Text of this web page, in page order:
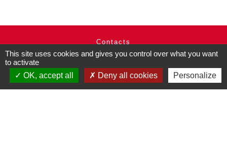
Contacts
Commune de Pullay
27130 Pullay - FRANCE
+33 2 32 32 18 58
This site uses cookies and gives you control over what you want
to activate
OK, accept all
Deny all cookies Personalize